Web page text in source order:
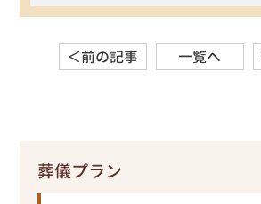
＜前の記事 一覧へ
葬儀プラン